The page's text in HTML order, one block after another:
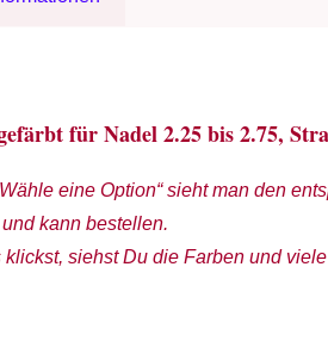
für Nadel 2.25 bis 2.75,
eine Option“ sieht man den
kann bestellen.
siehst Du die Farben und